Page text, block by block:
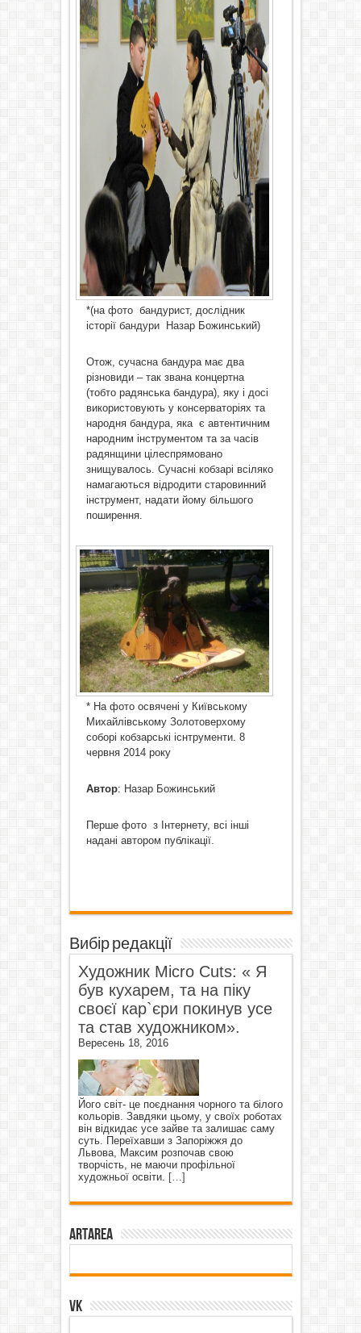
*(на фото бандурист, дослідник
історії бандури Назар Божинський)
Отож, сучасна бандура має два
різновиди – так звана концертна
(тобто радянська бандура), яку і досі
використовують у консерваторіях та
народня бандура, яка є автентичним
народним інструментом та за часів
радянщини цілеспрямовано
знищувалось. Сучасні кобзарі всіляко
намагаються відродити старовинний
інструмент, надати йому більшого
поширення.
* На фото освячені у Київському
Михайлівському Золотоверхому
соборі кобзарські існтрументи. 8
червня 2014 року
Автор: Назар Божинський
Перше фото з Інтернету, всі інші
надані автором публікації.
Вибір редакції
Художник Micro Cuts: « Я
був кухарем, та на піку
своєї кар`єри покинув усе
та став художником».
Вересень 18, 2016
Його світ- це поєднання чорного та білого
кольорів. Завдяки цьому, у своїх роботах
він відкидає усе зайве та залишає саму
суть. Переїхавши з Запоріжжя до
Львова, Максим розпочав свою
творчість, не маючи профільної
художньої освіти. […]
ArtArea
VK